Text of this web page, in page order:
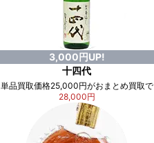
3,000円UP!
十四代
単品買取価格25,000円がおまとめ買取で
28,000円